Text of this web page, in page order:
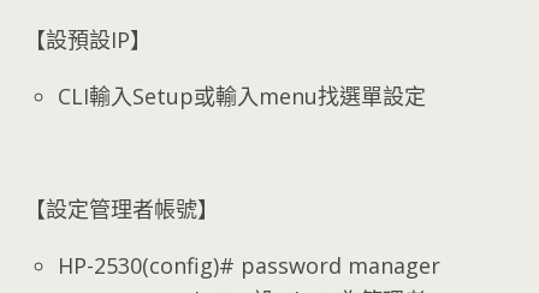
【設預設IP】
CLI輸入Setup或輸入menu找選單設定
【設定管理者帳號】
HP-2530(config)# password manager